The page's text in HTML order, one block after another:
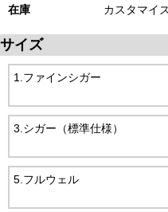
在庫
カスタマイ
サイズ
1.ファインシガー
3.シガー（標準仕様）
5.フルウェル